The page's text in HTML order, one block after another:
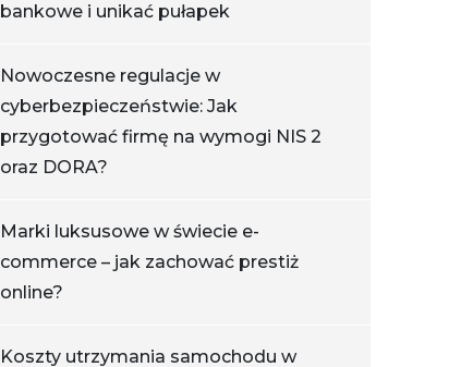
bankowe i unikać pułapek
Nowoczesne regulacje w
cyberbezpieczeństwie: Jak
przygotować firmę na wymogi NIS 2
oraz DORA?
Marki luksusowe w świecie e-
commerce – jak zachować prestiż
online?
Koszty utrzymania samochodu w